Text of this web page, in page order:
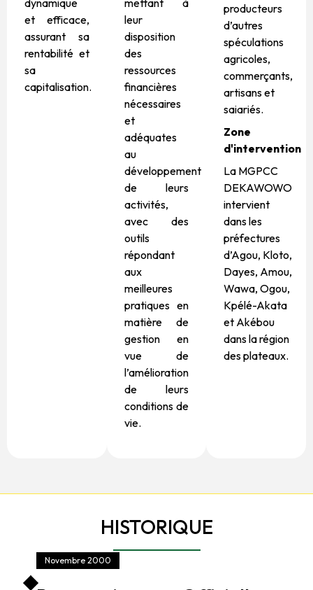
et efficace,
assurant sa
rentabilité et
sa
capitalisation.
leur
disposition
des
ressources
financières
nécessaires
et
adéquates
au
développement
de leurs
activités,
avec des
outils
répondant
aux
meilleures
pratiques en
matière de
gestion en
vue de
l’amélioration
de leurs
conditions de
vie.
producteurs
d’autres
spéculations
agricoles,
commerçants,
artisans et
saiariés.
Zone
d'intervention
La MGPCC
DEKAWOWO
intervient
dans les
préfectures
d’Agou, Kloto,
Dayes, Amou,
Wawa, Ogou,
Kpélé-Akata
et Akébou
dans la région
des plateaux.
HISTORIQUE
Novembre 2000